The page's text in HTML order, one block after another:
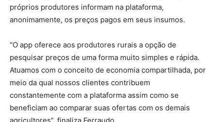
próprios produtores informam na plataforma,
anonimamente, os preços pagos em seus insumos.
“O app oferece aos produtores rurais a opção de
pesquisar preços de uma forma muito simples e rápida.
Atuamos com o conceito de economia compartilhada, por
meio da qual nossos clientes contribuem
constantemente com a plataforma assim como se
beneficiam ao comparar suas ofertas com os demais